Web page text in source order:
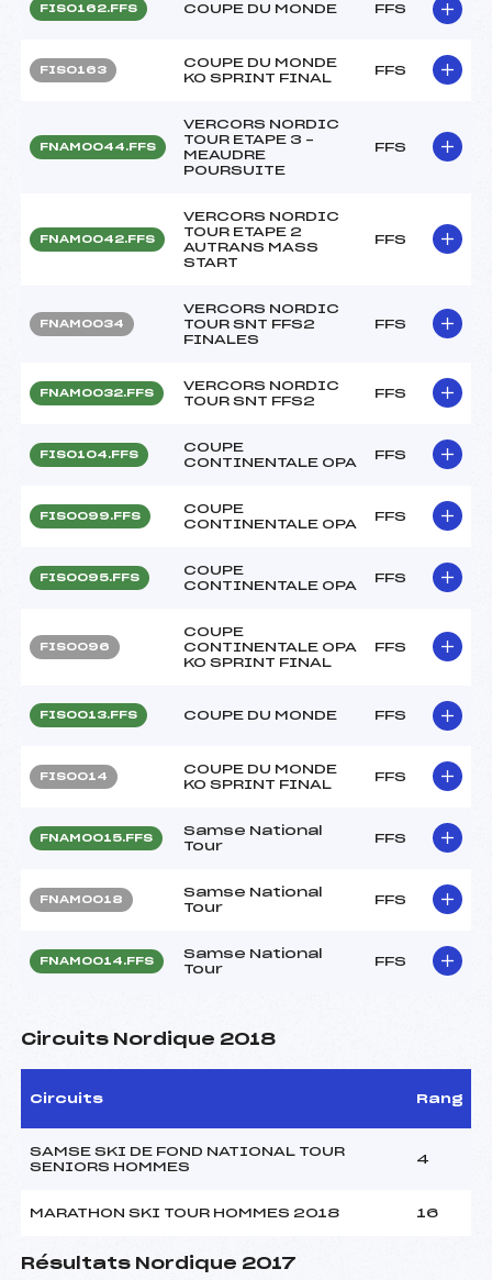
FIS0162.FFS COUPE DU MONDE FFS
FIS0163
COUPE DU MONDE
KO SPRINT FINAL
FFS
FNAM0044.FFS
VERCORS NORDIC
TOUR ETAPE 3 –
MEAUDRE
POURSUITE
FFS
FNAM0042.FFS
VERCORS NORDIC
TOUR ETAPE 2
AUTRANS MASS
START
FFS
FNAM0034
VERCORS NORDIC
TOUR SNT FFS2
FINALES
FFS
FNAM0032.FFS
VERCORS NORDIC
TOUR SNT FFS2
FFS
FIS0104.FFS
COUPE
CONTINENTALE OPA
FFS
FIS0099.FFS
COUPE
CONTINENTALE OPA
FFS
FIS0095.FFS
COUPE
CONTINENTALE OPA
FFS
FIS0096
COUPE
CONTINENTALE OPA
KO SPRINT FINAL
FFS
FIS0013.FFS COUPE DU MONDE FFS
FIS0014
COUPE DU MONDE
KO SPRINT FINAL
FFS
FNAM0015.FFS
Samse National
Tour
FFS
FNAM0018
Samse National
Tour
FFS
FNAM0014.FFS
Samse National
Tour
FFS
Circuits Nordique 2018
Circuits Rang
SAMSE SKI DE FOND NATIONAL TOUR
SENIORS HOMMES
4
MARATHON SKI TOUR HOMMES 2018 16
Résultats Nordique 2017